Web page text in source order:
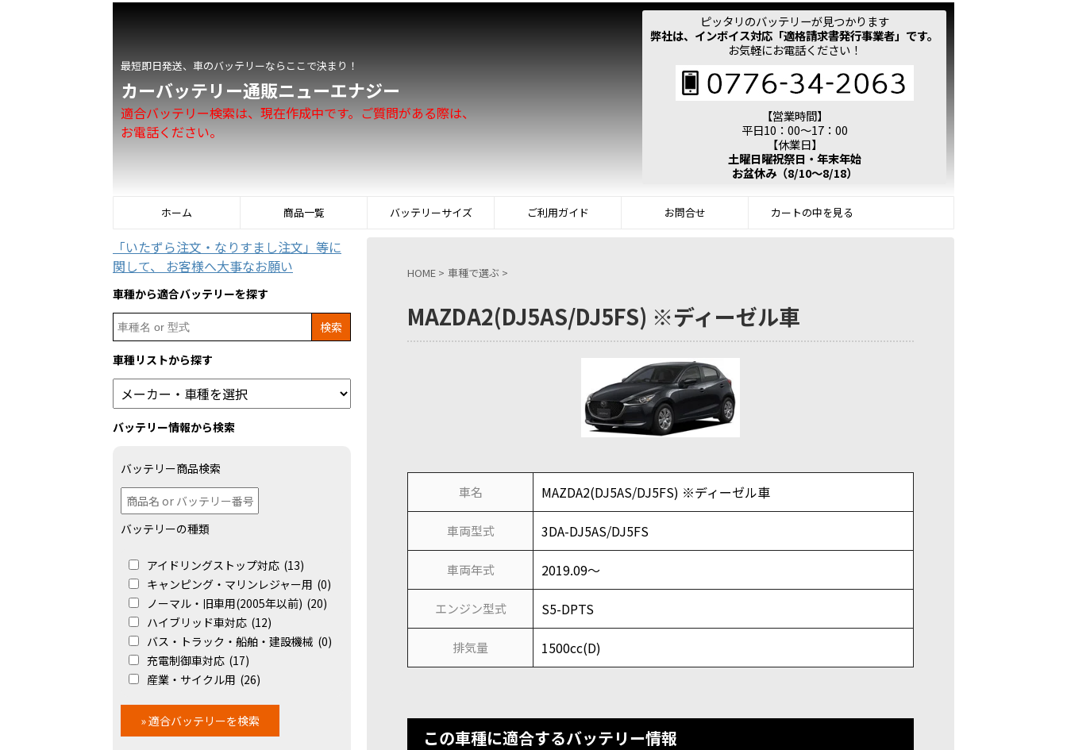
最短即日発送、車のバッテリーならここで決まり！
カーバッテリー通販ニューエナジー
適合バッテリー検索は、現在作成中です。ご質問がある際は、
お電話ください。
ピッタリのバッテリーが見つかります
弊社は、インボイス対応「適格請求書発行事業者」です。
お気軽にお電話ください！
【営業時間】
平日10：00～17：00
【休業日】
土曜日曜祝祭日・年末年始
お盆休み（8/10～8/18）
ホーム 商品一覧 バッテリーサイズ ご利用ガイド お問合せ カートの中を見る
HOME > 車種で選ぶ >
MAZDA2(DJ5AS/DJ5FS) ※ディーゼル車
車名 MAZDA2(DJ5AS/DJ5FS) ※ディーゼル車
車両型式 3DA-DJ5AS/DJ5FS
車両年式 2019.09～
エンジン型式 S5-DPTS
排気量 1500cc(D)
この車種に適合するバッテリー情報
「いたずら注文・なりすまし注文」等に
関して、 お客様へ大事なお願い
車種から適合バッテリーを探す
Search
for:
車種リストから探す
バッテリー情報から検索
バッテリー商品検索
バッテリーの種類
アイドリングストップ対応 (13)
キャンピング・マリンレジャー用 (0)
ノーマル・旧車用(2005年以前) (20)
ハイブリッド車対応 (12)
バス・トラック・船舶・建設機械 (0)
充電制御車対応 (17)
産業・サイクル用 (26)